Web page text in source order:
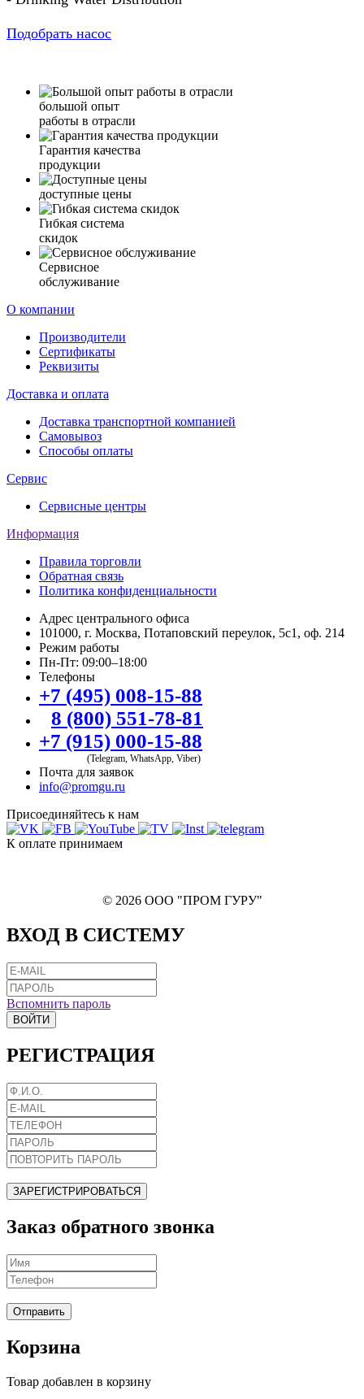
Подобрать насос
большой опыт
работы в отрасли
Гарантия качества
продукции
доступные цены
Гибкая система
скидок
Сервисное
обслуживание
О компании
Производители
Сертификаты
Реквизиты
Доставка и оплата
Доставка транспортной компанией
Самовывоз
Способы оплаты
Сервис
Сервисные центры
Информация
Правила торговли
Обратная связь
Политика конфиденциальности
Адрес центрального офиса
101000, г. Москва, Потаповский переулок, 5с1, оф. 214
Режим работы
Пн-Пт: 09:00–18:00
Телефоны
+7 (495) 008-15-88
8 (800) 551-78-81
+7 (915) 000-15-88
(Telegram, WhatsApp, Viber)
Почта для заявок
info@promgu.ru
Присоединяйтесь к нам
К оплате принимаем
© 2026 ООО "ПРОМ ГУРУ"
ВХОД В СИСТЕМУ
Вспомнить пароль
ВОЙТИ
РЕГИСТРАЦИЯ
ЗАРЕГИСТРИРОВАТЬСЯ
Заказ обратного звонка
Отправить
Корзина
Товар добавлен в корзину